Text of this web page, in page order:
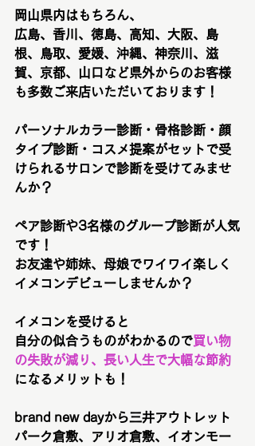
岡山県内はもちろん、
広島、香川、徳島、高知、大阪、島
根、鳥取、愛媛、沖縄、神奈川、滋
賀、京都、山口など県外からのお客様
も多数ご来店いただいております！
パーソナルカラー診断・骨格診断・顔
タイプ診断・コスメ提案がセットで受
けられるサロンで診断を受けてみませ
んか？
ペア診断や3名様のグループ診断が人気
です！
お友達や姉妹、母娘でワイワイ楽しく
イメコンデビューしませんか？
イメコンを受けると
自分の似合うものがわかるので買い物
の失敗が減り、長い人生で大幅な節約
になるメリットも！
brand new dayから三井アウトレット
パーク倉敷、アリオ倉敷、イオンモー